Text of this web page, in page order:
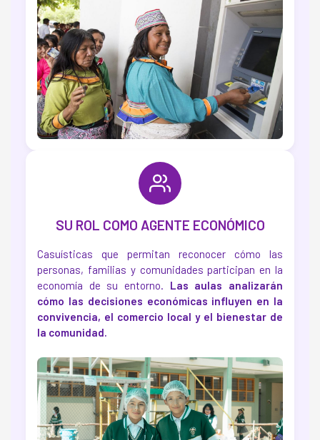
SU ROL COMO AGENTE ECONÓMICO
Casuísticas que permitan reconocer cómo las
personas, familias y comunidades participan en la
economía de su entorno. Las aulas analizarán
cómo las decisiones económicas influyen en la
convivencia, el comercio local y el bienestar de
la comunidad.